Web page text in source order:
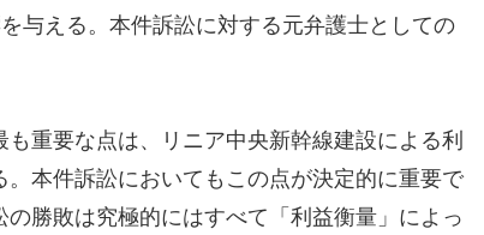
与える。本件訴訟に対する元弁護士としての
重要な点は、リニア中央新幹線建設による利
本件訴訟においてもこの点が決定的に重要で
勝敗は究極的にはすべて「利益衡量」によっ